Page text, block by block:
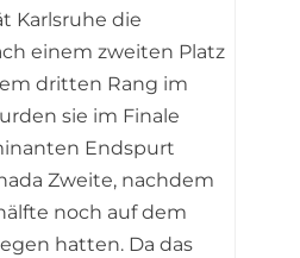
Karlsruhe die
einem zweiten Platz
dritten Rang im
sie im Finale
Endspurt
Zweite, nachdem
noch auf dem
hatten. Da das